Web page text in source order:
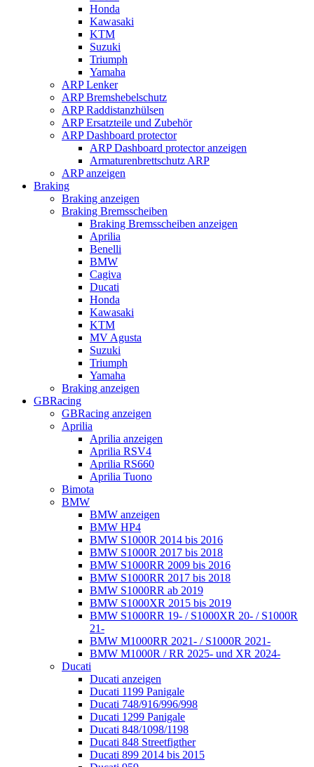
Honda
Kawasaki
KTM
Suzuki
Triumph
Yamaha
ARP Lenker
ARP Bremshebelschutz
ARP Raddistanzhülsen
ARP Ersatzteile und Zubehör
ARP Dashboard protector
ARP Dashboard protector anzeigen
Armaturenbrettschutz ARP
ARP anzeigen
Braking
Braking anzeigen
Braking Bremsscheiben
Braking Bremsscheiben anzeigen
Aprilia
Benelli
BMW
Cagiva
Ducati
Honda
Kawasaki
KTM
MV Agusta
Suzuki
Triumph
Yamaha
Braking anzeigen
GBRacing
GBRacing anzeigen
Aprilia
Aprilia anzeigen
Aprilia RSV4
Aprilia RS660
Aprilia Tuono
Bimota
BMW
BMW anzeigen
BMW HP4
BMW S1000R 2014 bis 2016
BMW S1000R 2017 bis 2018
BMW S1000RR 2009 bis 2016
BMW S1000RR 2017 bis 2018
BMW S1000RR ab 2019
BMW S1000XR 2015 bis 2019
BMW S1000RR 19- / S1000XR 20- / S1000R
21-
BMW M1000RR 2021- / S1000R 2021-
BMW M1000R / RR 2025- und XR 2024-
Ducati
Ducati anzeigen
Ducati 1199 Panigale
Ducati 748/916/996/998
Ducati 1299 Panigale
Ducati 848/1098/1198
Ducati 848 Streetfigther
Ducati 899 2014 bis 2015